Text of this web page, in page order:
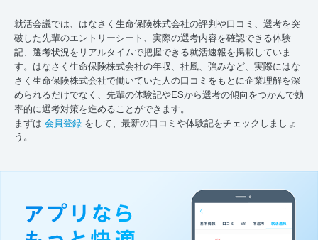
就活会議では、はなさく生命保険株式会社の評判や口コミ、選考を突
破した先輩のエントリーシート、実際の選考内容を確認できる体験
記、選考状況をリアルタイムで把握できる就活速報を掲載していま
す。はなさく生命保険株式会社の年収、社風、強みなど、実際にはな
さく生命保険株式会社で働いていた人の口コミをもとに企業理解を深
められるだけでなく、先輩の体験記やESから選考の傾向をつかんで効
率的に選考対策を進めることができます。
まずは 会員登録 をして、最新の口コミや体験記をチェックしましょ
う。